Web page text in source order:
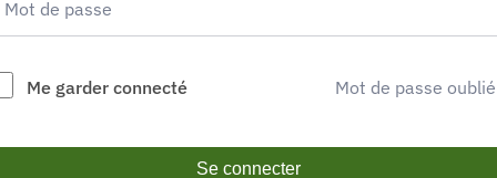
Me garder connecté Mot de passe
Se connecter